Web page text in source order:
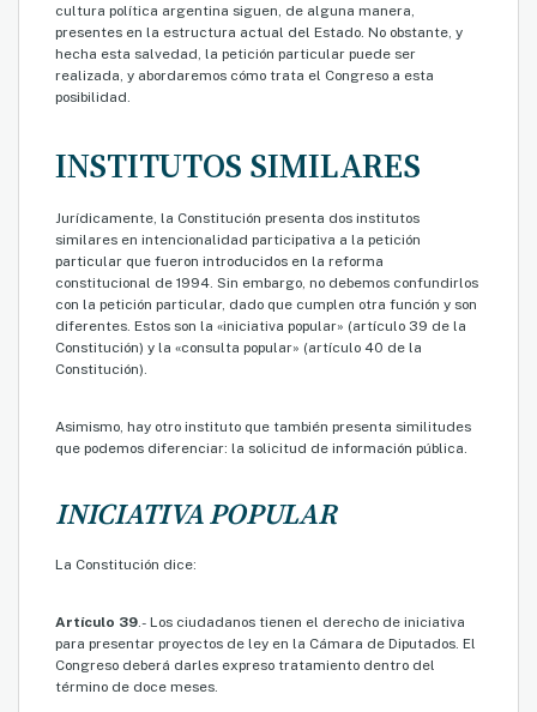
cultura política argentina siguen, de alguna manera,
presentes en la estructura actual del Estado. No obstante, y
hecha esta salvedad, la petición particular puede ser
realizada, y abordaremos cómo trata el Congreso a esta
posibilidad.
INSTITUTOS SIMILARES
Jurídicamente, la Constitución presenta dos institutos
similares en intencionalidad participativa a la petición
particular que fueron introducidos en la reforma
constitucional de 1994. Sin embargo, no debemos confundirlos
con la petición particular, dado que cumplen otra función y son
diferentes. Estos son la «iniciativa popular» (artículo 39 de la
Constitución) y la «consulta popular» (artículo 40 de la
Constitución).
Asimismo, hay otro instituto que también presenta similitudes
que podemos diferenciar: la solicitud de información pública.
INICIATIVA POPULAR
La Constitución dice:
Artículo 39.- Los ciudadanos tienen el derecho de iniciativa
para presentar proyectos de ley en la Cámara de Diputados. El
Congreso deberá darles expreso tratamiento dentro del
término de doce meses.